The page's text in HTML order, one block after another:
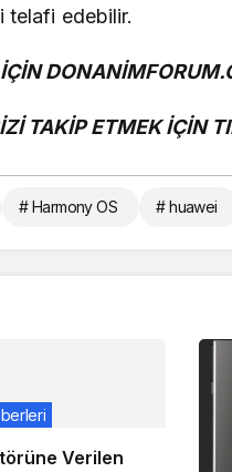
telafi edebilir.
TAKİP ETMEK İÇİN
# Harmony OS # huawei
Verilen